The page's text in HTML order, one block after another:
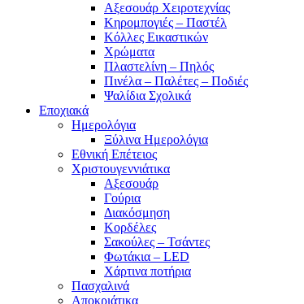
Αξεσουάρ Χειροτεχνίας
Κηρομπογιές – Παστέλ
Κόλλες Εικαστικών
Χρώματα
Πλαστελίνη – Πηλός
Πινέλα – Παλέτες – Ποδιές
Ψαλίδια Σχολικά
Εποχιακά
Ημερολόγια
Ξύλινα Ημερολόγια
Εθνική Επέτειος
Χριστουγεννιάτικα
Αξεσουάρ
Γούρια
Διακόσμηση
Κορδέλες
Σακούλες – Τσάντες
Φωτάκια – LED
Χάρτινα ποτήρια
Πασχαλινά
Αποκριάτικα